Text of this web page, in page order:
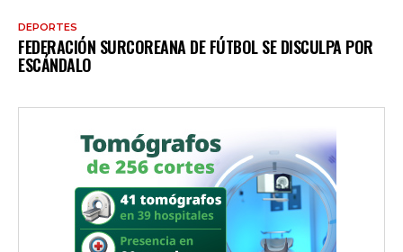
DEPORTES
FEDERACIÓN SURCOREANA DE FÚTBOL SE DISCULPA POR
ESCÁNDALO